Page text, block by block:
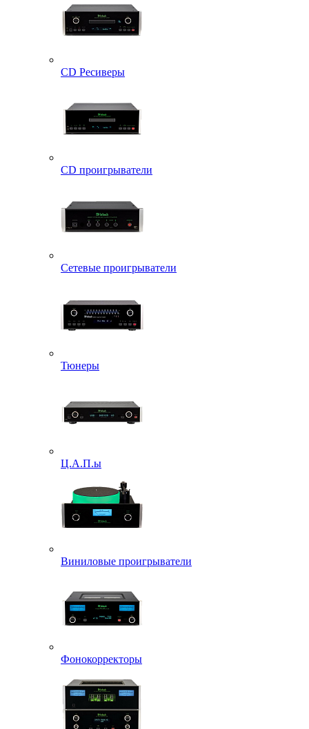
CD Ресиверы
CD проигрыватели
Сетевые проигрыватели
Тюнеры
Ц.А.П.ы
Виниловые проигрыватели
Фонокорректоры